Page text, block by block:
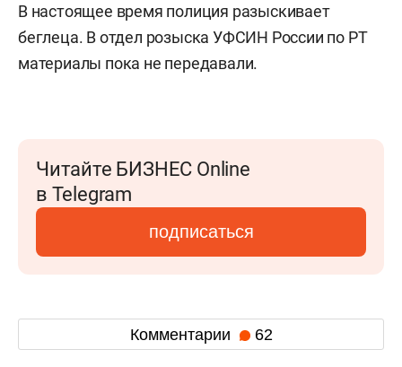
В настоящее время полиция разыскивает
беглеца. В отдел розыска УФСИН России по РТ
материалы пока не передавали.
Читайте БИЗНЕС Online
в Telegram
подписаться
Комментарии 62